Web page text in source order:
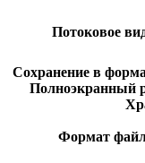
Потоковое
Сохранение в
Полноэкранный
Формат